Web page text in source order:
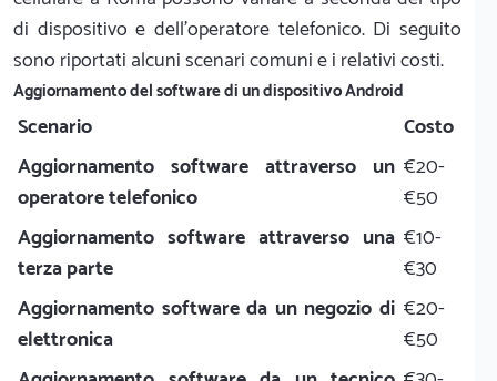
di dispositivo e dell'operatore telefonico. Di seguito
sono riportati alcuni scenari comuni e i relativi costi.
Aggiornamento del software di un dispositivo Android
Scenario
Costo
Aggiornamento software attraverso un
operatore telefonico
€20-
€50
Aggiornamento software attraverso una
terza parte
€10-
€30
Aggiornamento software da un negozio di
elettronica
€20-
€50